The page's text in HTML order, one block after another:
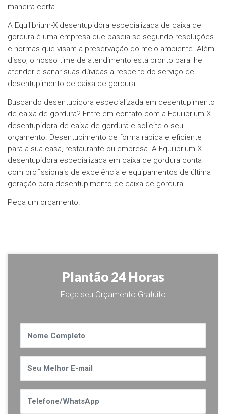
maneira certa.
A Equilibrium-X desentupidora especializada de caixa de
gordura é uma empresa que baseia-se segundo resoluções
e normas que visam a preservação do meio ambiente. Além
disso, o nosso time de atendimento está pronto para lhe
atender e sanar suas dúvidas a respeito do serviço de
desentupimento de caixa de gordura.
Buscando desentupidora especializada em desentupimento
de caixa de gordura? Entre em contato com a Equilibrium-X
desentupidora de caixa de gordura e solicite o seu
orçamento. Desentupimento de forma rápida e eficiente
para a sua casa, restaurante ou empresa. A Equilibrium-X
desentupidora especializada em caixa de gordura conta
com profissionais de excelência e equipamentos de última
geração para desentupimento de caixa de gordura.
Peça um orçamento!
Plantão 24 Horas
Faça seu Orçamento Gratuito